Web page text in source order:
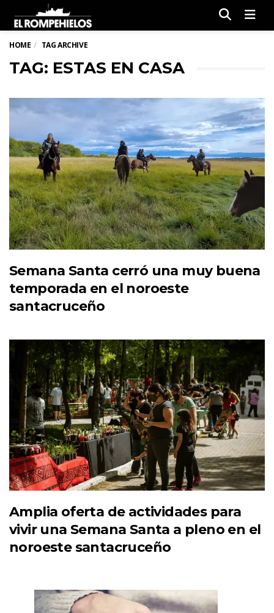
HOME TAG ARCHIVE
TAG: ESTAS EN CASA
Semana Santa cerró una muy buena
temporada en el noroeste
santacruceño
Amplia oferta de actividades para
vivir una Semana Santa a pleno en el
noroeste santacruceño